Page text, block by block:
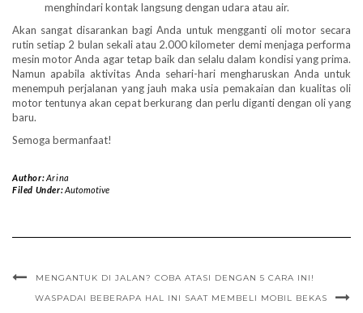
menghindari kontak langsung dengan udara atau air.
Akan sangat disarankan bagi Anda untuk mengganti oli motor secara
rutin setiap 2 bulan sekali atau 2.000 kilometer demi menjaga performa
mesin motor Anda agar tetap baik dan selalu dalam kondisi yang prima.
Namun apabila aktivitas Anda sehari-hari mengharuskan Anda untuk
menempuh perjalanan yang jauh maka usia pemakaian dan kualitas oli
motor tentunya akan cepat berkurang dan perlu diganti dengan oli yang
baru.
Semoga bermanfaat!
Author:Arina
Filed Under:Automotive
MENGANTUK DI JALAN? COBA ATASI DENGAN 5 CARA INI!
WASPADAI BEBERAPA HAL INI SAAT MEMBELI MOBIL BEKAS